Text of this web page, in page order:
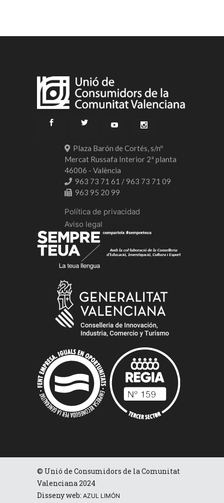
Plaza Barón de Cortés, s/nº
Mercat Russafa Interior 2ª planta
46006 - València
963 73 71 61 / 963 73 71 09
963 95 20 99
Política de privacidad
Aviso legal
© Unió de Consumidors de la Comunitat
Valenciana 2024
Disseny web: AZUL LIMÓN